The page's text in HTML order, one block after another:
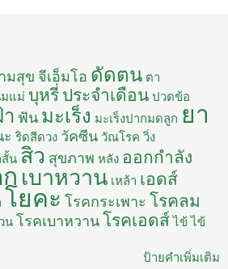
มสุข จีเอ็มโอ ดัดตน ตา
แม่ บุหรี่ ประจำเดือน ปวดข้อ
ฟัน มะเร็ง มะเร็งปากมดลูก ยา
ริดสีดวง วัคซีน วัณโรค วิ่ง
สั้น สิว สุขภาพ หลัง ออกกำลัง
เบาหวาน เหล้า เอดส์
โยคะ โรคกระเพาะ โรคลม
น โรคเบาหวาน โรคเอดส์ ไข้ ไข้
ป้ายคำเพิ่มเติม